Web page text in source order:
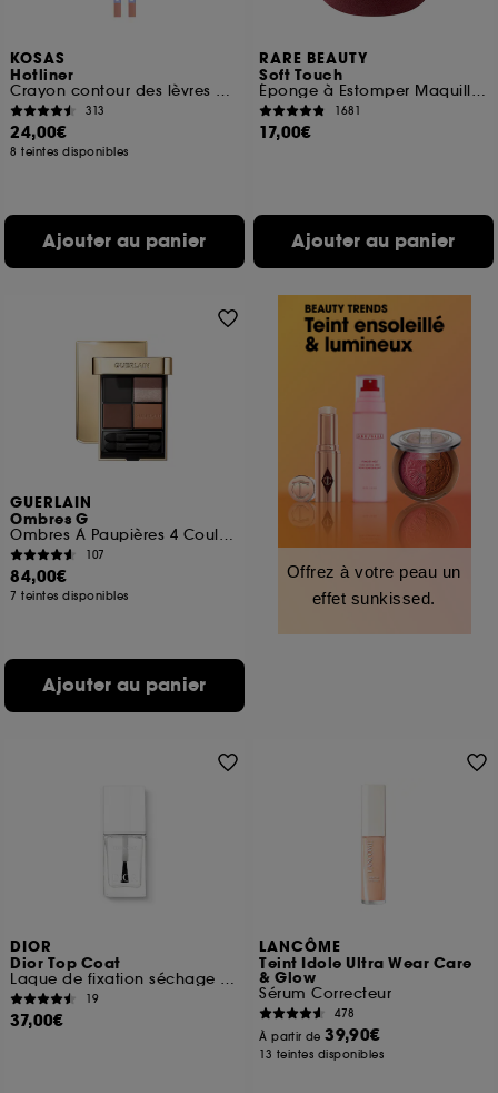
KOSAS
Hotliner
Crayon contour des lèvres à l'acide hyaluronique
313
24,00€
8 teintes disponibles
Ajouter au panier
RARE BEAUTY
Soft Touch
Éponge à Estomper Maquillage
1681
17,00€
Ajouter au panier
GUERLAIN
Ombres G
Ombres À Paupières 4 Couleurs
107
84,00€
7 teintes disponibles
Ajouter au panier
Offrez à votre peau un
effet sunkissed.
DIOR
Dior Top Coat
Laque de fixation séchage ultra-rapide
19
37,00€
LANCÔME
Teint Idole Ultra Wear Care
& Glow
Sérum Correcteur
478
À partir de39,90€
13 teintes disponibles